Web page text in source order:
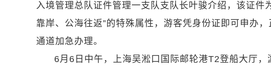
入境管理总队证件管理一支队支队长叶骏介绍，该证件
靠岸、公海往返”的特殊属性，游客凭身份证即可申办
通道加急办理。
6月6日中午，上海吴淞口国际邮轮港T2登船大厅